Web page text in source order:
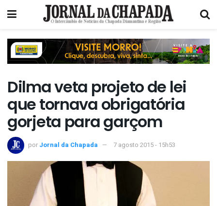
Dilma veta projeto de lei
que tornava obrigatória
gorjeta para garçom
por Jornal da Chapada 7 agosto 2015 - 15h53